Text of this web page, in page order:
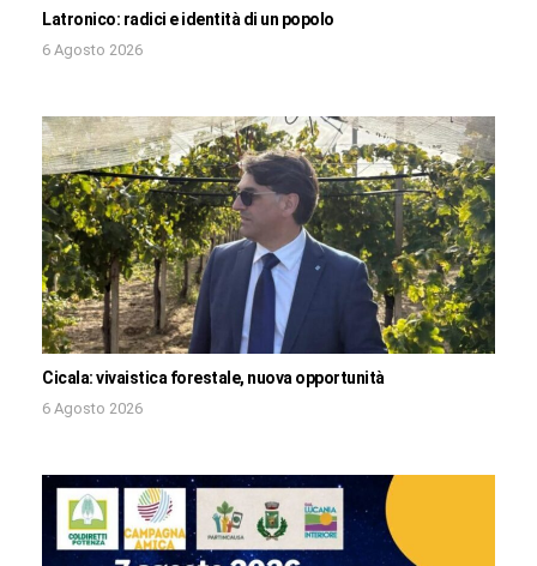
Latronico: radici e identità di un popolo
6 Agosto 2026
Cicala: vivaistica forestale, nuova opportunità
6 Agosto 2026